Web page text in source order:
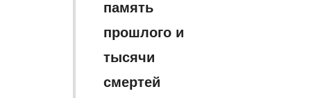
память
прошлого и
тысячи
смертей